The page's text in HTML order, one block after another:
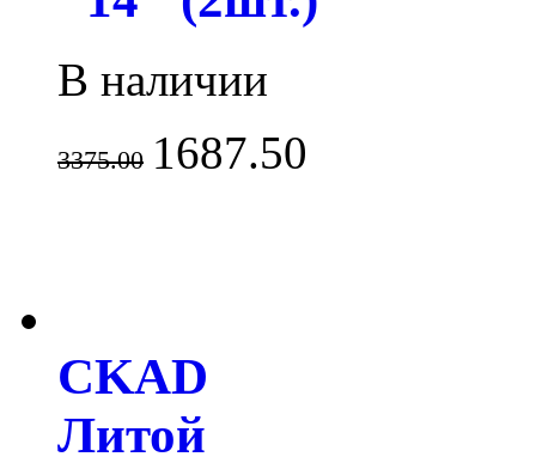
В наличии
3375.00 1687.50
CKAD
Литой